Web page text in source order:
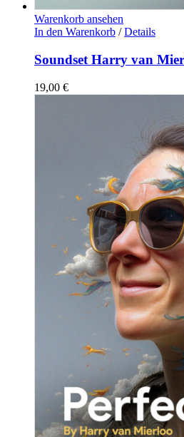
Warenkorb ansehen
In den Warenkorb / Details
Soundset Harry van
19,00 €